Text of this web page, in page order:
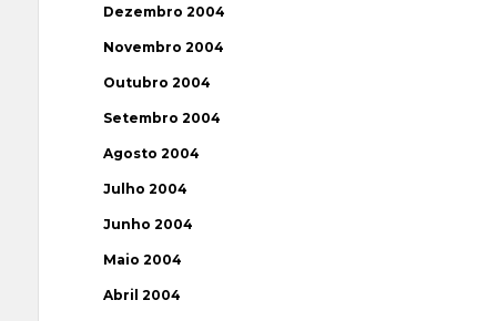
Dezembro 2004
Novembro 2004
Outubro 2004
Setembro 2004
Agosto 2004
Julho 2004
Junho 2004
Maio 2004
Abril 2004